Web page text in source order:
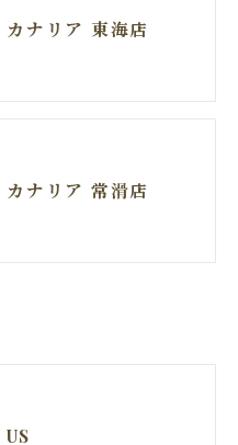
カナリア 東海店
カナリア 常滑店